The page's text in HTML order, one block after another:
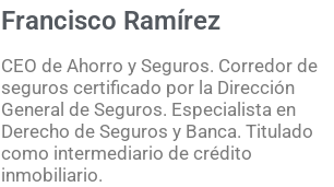
Francisco Ramírez
CEO de Ahorro y Seguros. Corredor de
seguros certificado por la Dirección
General de Seguros. Especialista en
Derecho de Seguros y Banca. Titulado
como intermediario de crédito
inmobiliario.